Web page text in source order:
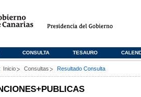
CONSULTA TESAURO
Inicio Consultas Resultado Consulta